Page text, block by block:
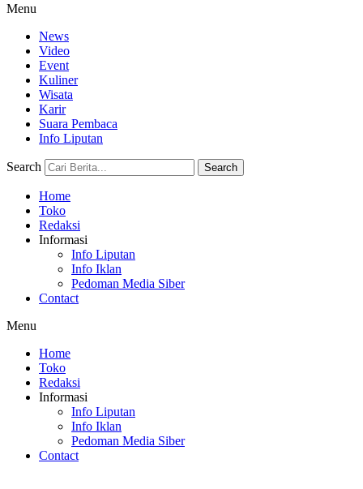
Menu
News
Video
Event
Kuliner
Wisata
Karir
Suara Pembaca
Info Liputan
Search Search
Home
Toko
Redaksi
Informasi
Info Liputan
Info Iklan
Pedoman Media Siber
Contact
Menu
Home
Toko
Redaksi
Informasi
Info Liputan
Info Iklan
Pedoman Media Siber
Contact